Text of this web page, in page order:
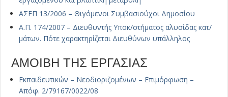
ΑΣΕΠ 13/2006 – Θιγόμενοι Συμβασιούχοι Δημοσίου
Α.Π. 174/2007 – Διευθυντής Υποκ/στήματος αλυσίδας κατ/
μάτων. Πότε χαρακτηρίζεται Διευθύνων υπάλληλος
ΑΜΟΙΒΗ ΤΗΣ ΕΡΓΑΣΙΑΣ
Εκπαιδευτικών – Νεοδιοριζομένων – Επιμόρφωση –
Απόφ. 2/79167/0022/08